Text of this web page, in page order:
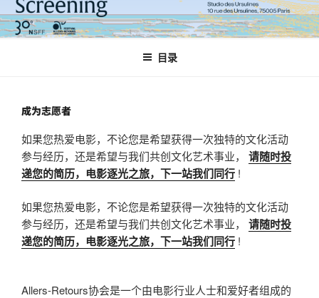
至
内
目录
成为志愿者
如果您热爱电影，不论您是希望获得一次独特的文化活动
参与经历，还是希望与我们共创文化艺术事业， 请随时投
递您的简历，电影逐光之旅，下一站我们同行 !
如果您热爱电影，不论您是希望获得一次独特的文化活动
参与经历，还是希望与我们共创文化艺术事业， 请随时投
递您的简历，电影逐光之旅，下一站我们同行 !
Allers-Retours协会是一个由电影行业人士和爱好者组成的